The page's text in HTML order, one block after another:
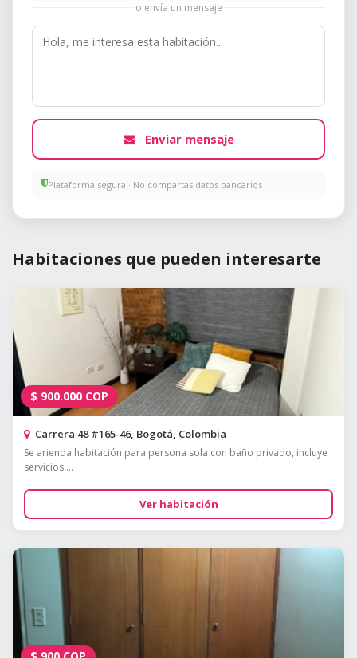
o envía un mensaje
Enviar mensaje
Plataforma segura · No compartas datos bancarios
Habitaciones que pueden interesarte
$ 900.000 COP
Carrera 48 #165-46, Bogotá, Colombia
Se arienda habitación para persona sola con baño privado, incluye
servicios....
Ver habitación